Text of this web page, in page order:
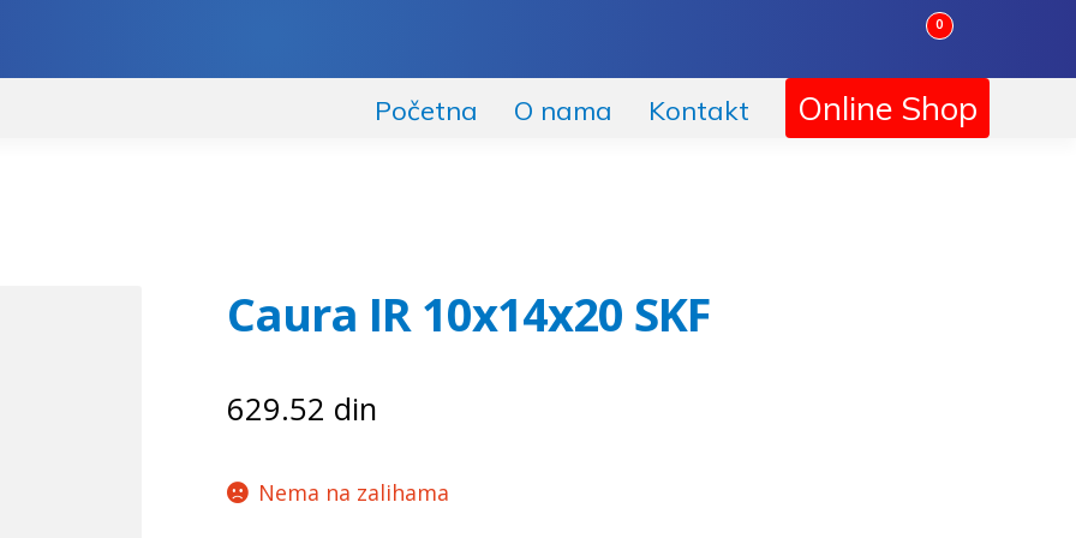
0
Početna O nama Kontakt Online Shop
Caura IR 10x14x20 SKF
629.52 din
Nema na zalihama